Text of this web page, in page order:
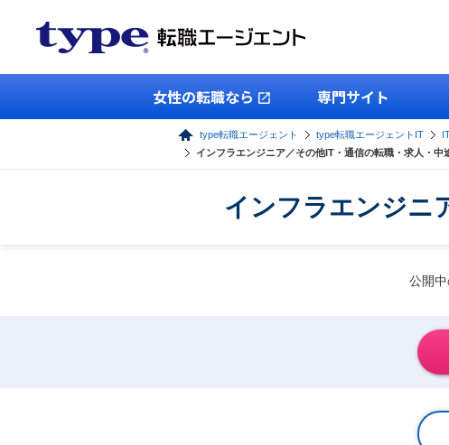
女性の転職なら 専門サイト
type転職エージェント type転職エージェントIT
インフラエンジニア／その他IT・通信の転職・求人・中
インフラエンジニ
公開中